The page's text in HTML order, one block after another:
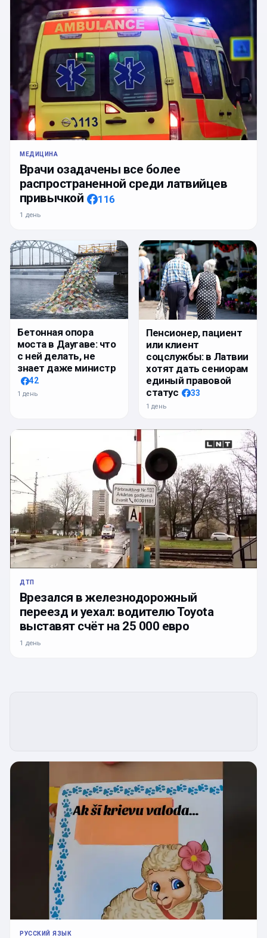
МЕДИЦИНА
Врачи озадачены все более
распространенной среди латвийцев
привычкой
116
1 день
Бетонная опора
моста в Даугаве: что
с ней делать, не
знает даже министр
42
1 день
Пенсионер, пациент
или клиент
соцслужбы: в Латвии
хотят дать сениорам
единый правовой
статус
33
1 день
ДТП
Врезался в железнодорожный
переезд и уехал: водителю Toyota
выставят счёт на 25 000 евро
1 день
РУССКИЙ ЯЗЫК